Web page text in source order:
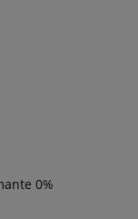
0%